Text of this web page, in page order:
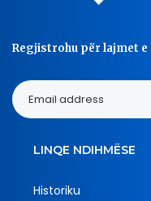
Regjistrohu për lajmet e
LINQE NDIHMËSE
Historiku